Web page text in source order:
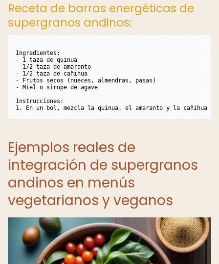
Receta de barras energéticas de
supergranos andinos:
Ingredientes:
- 1 taza de quinua
- 1/2 taza de amaranto
- 1/2 taza de cañihua
- Frutos secos (nueces, almendras, pasas)
- Miel o sirope de agave
Instrucciones:
1. En un bol, mezcla la quinua, el amaranto y la cañihua
Ejemplos reales de
integración de supergranos
andinos en menús
vegetarianos y veganos